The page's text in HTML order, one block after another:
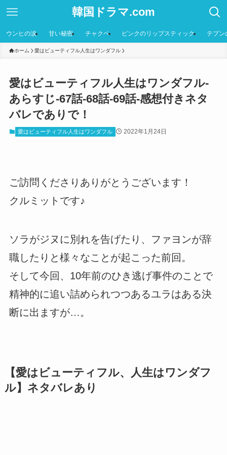
韓国ドラマ.com
ウンヒの涙 甘い秘密 チャクペ ピンクのリップスティック テプン
ホーム 愛はビューティフル人生はワンダフル
愛はビューティフル人生はワンダフル-
あらすじ-67話-68話-69話-感想付きネタ
バレでありで！
愛はビューティフル人生はワンダフル 2022年1月24日
ご訪問くださりありがとうございます！
クルミットです♪
ソラがジヌに別れを告げたり、ファヨンが辞
職したりと様々なことが起こった前回。
そして今回、10年前のひき逃げ事件のことで
精神的に追い詰められつつあるユラはある決
断に出ますが…。
【愛はビューティフル、人生はワンダフ
ル】ネタバレあり